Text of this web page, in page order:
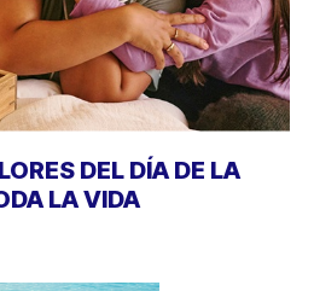
DEL DÍA DE LA
LA VIDA